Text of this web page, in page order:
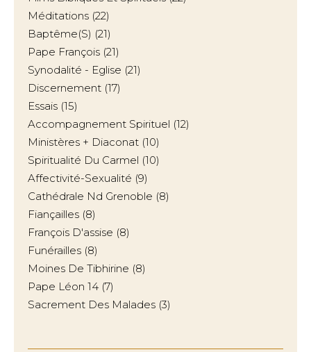
Méditations (22)
Baptême(s) (21)
Pape François (21)
Synodalité - Eglise (21)
Discernement (17)
Essais (15)
Accompagnement Spirituel (12)
Ministères + Diaconat (10)
Spiritualité Du Carmel (10)
Affectivité-Sexualité (9)
Cathédrale Nd Grenoble (8)
Fiançailles (8)
François D'assise (8)
Funérailles (8)
Moines De Tibhirine (8)
Pape Léon 14 (7)
Sacrement Des Malades (3)